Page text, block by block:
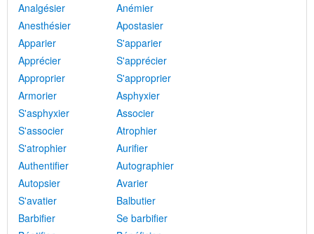
Analgésier
Anémier
Anesthésier
Apostasier
Apparier
S'apparier
Apprécier
S'apprécier
Approprier
S'approprier
Armorier
Asphyxier
S'asphyxier
Associer
S'associer
Atrophier
S'atrophier
Aurifier
Authentifier
Autographier
Autopsier
Avarier
S'avatier
Balbutier
Barbifier
Se barbifier